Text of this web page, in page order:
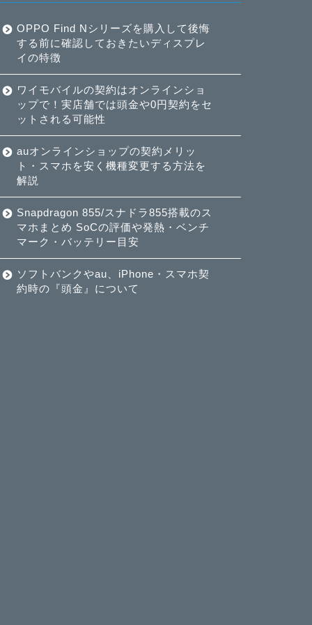
OPPO Find Nシリーズを購入して後悔
する前に確認しておきたいディスプレ
イの特徴
ワイモバイルの契約はオンラインショ
ップで！実店舗では頭金や0円契約をセ
ットされる可能性
auオンラインショップの契約メリッ
ト・スマホを安く機種変更する方法を
解説
Snapdragon 855/スナドラ855搭載のス
マホまとめ SoCの評価や発熱・ベンチ
マーク・バッテリー目安
ソフトバンクやau、iPhone・スマホ契
約時の『頭金』について